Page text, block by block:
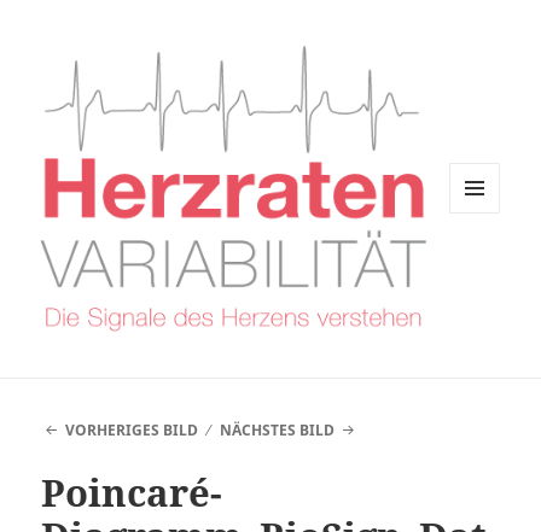
VORHERIGES BILD NÄCHSTES BILD
Poincaré-